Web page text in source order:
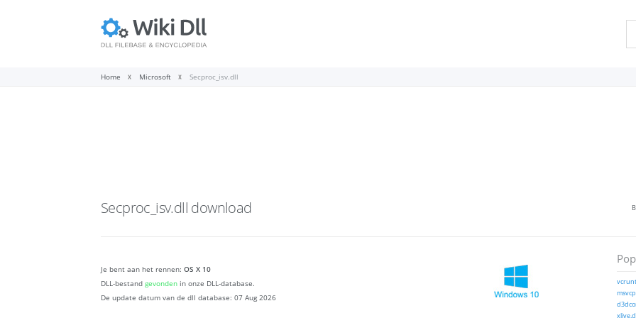
Home Microsoft Secproc_isv.dll
Secproc_isv.dll download
Je bent aan het rennen: OS X 10
DLL-bestand gevonden in onze DLL-database.
De update datum van de dll database: 07 Aug 2026